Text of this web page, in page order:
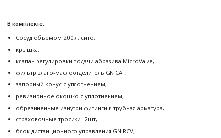
В комплекте:
Сосуд объемом 200 л, сито,
крышка,
клапан регулировки подачи абразива MicroValve,
фильтр влаго-маслоотделитель GN CAF,
запорный конус с уплотнением,
ревизионное окошко с уплотнением,
обрезиненные изнутри фитинги и трубная арматура,
страховочные тросики -2шт,
блок дистанционного управления GN RCV,